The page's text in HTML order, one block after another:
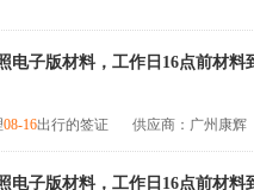
电子版材料，工作日16点前材料
08-16出行的签证 供应商：广州康辉
电子版材料，工作日16点前材料